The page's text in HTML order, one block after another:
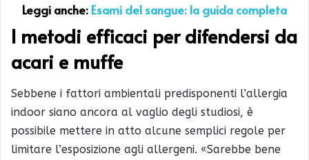
Leggi anche: Esami del sangue: la guida completa
I metodi efficaci per difendersi da
acari e muffe
Sebbene i fattori ambientali predisponenti l’allergia
indoor siano ancora al vaglio degli studiosi, è
possibile mettere in atto alcune semplici regole per
limitare l’esposizione agli allergeni. «Sarebbe bene